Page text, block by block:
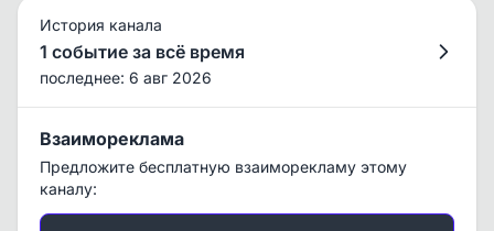
История канала
1 событие за всё время
последнее: 6 авг 2026
Взаимореклама
Предложите бесплатную взаиморекламу этому
каналу: